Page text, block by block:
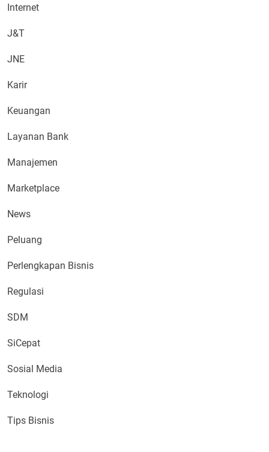
Internet
J&T
JNE
Karir
Keuangan
Layanan Bank
Manajemen
Marketplace
News
Peluang
Perlengkapan Bisnis
Regulasi
SDM
SiCepat
Sosial Media
Teknologi
Tips Bisnis